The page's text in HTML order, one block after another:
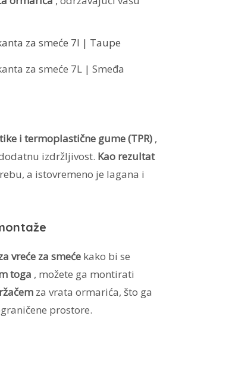
za smeće 7L | Smeđa
i termoplastične gume (TPR),
izdržljivost. Kao rezultat
a istovremeno je lagana i
vreće za smećekako bi se
toga , možete ga montirati
za vrata ormarića, što ga
prostore.